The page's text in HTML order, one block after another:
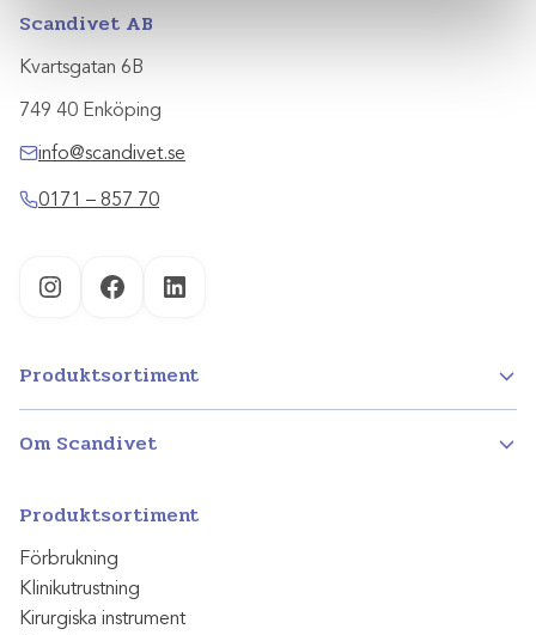
Scandivet AB
Kvartsgatan 6B
749 40 Enköping
info@scandivet.se
0171 – 857 70
InstagramFacebookLinkedIn
Produktsortiment
Om Scandivet
Produktsortiment
Förbrukning
Klinikutrustning
Kirurgiska instrument